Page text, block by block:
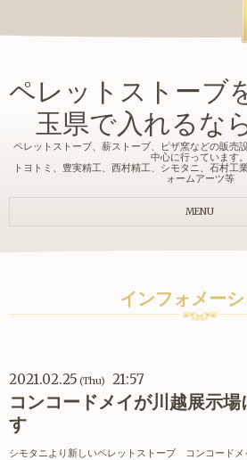
ペレットストーブ
玉県で入れるな
ペレットストーブ、薪ストーブ、ピザ窯などの販売
中心に行っています。
トヨトミ、豊実精工、西村精工、シモタニ、石村工
ォームアーツ等
MENU
インフォメー
2021.02.25 (Thu) 21:57
コンコードメイが川越展示
す
シモタニより新しいペレットストーブ コンコードメ